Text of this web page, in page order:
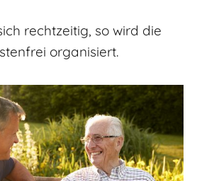
rechtzeitig, so wird die
organisiert.